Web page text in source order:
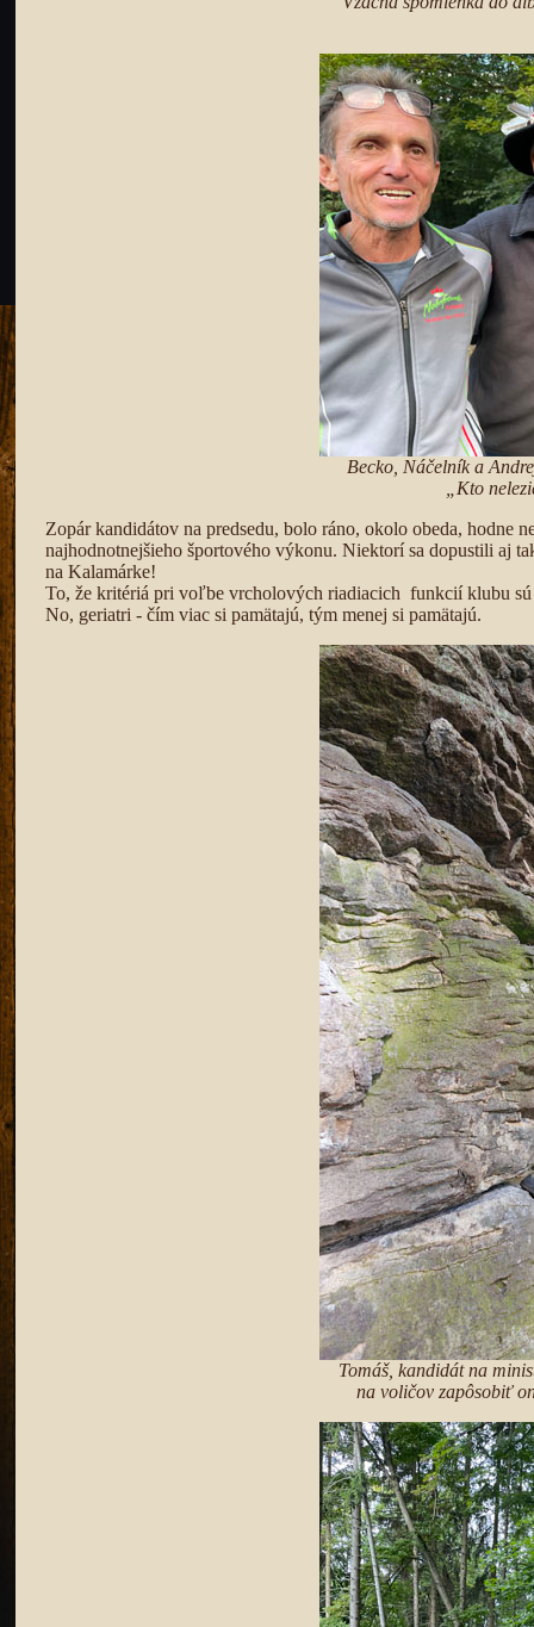
Becko, Náčelník a
„Kto
Zopár kandidátov na predsedu, bolo ráno, okolo obeda, hodne
najhodnotnejšieho športového výkonu. Niektorí sa dopustili aj
na Kalamárke!
To, že kritériá pri voľbe vrcholových riadiacich funkcií klubu sú
No, geriatri - čím viac si pamätajú, tým menej si pamätajú.
Tomáš, kandidát na
na voličov zapôsobiť